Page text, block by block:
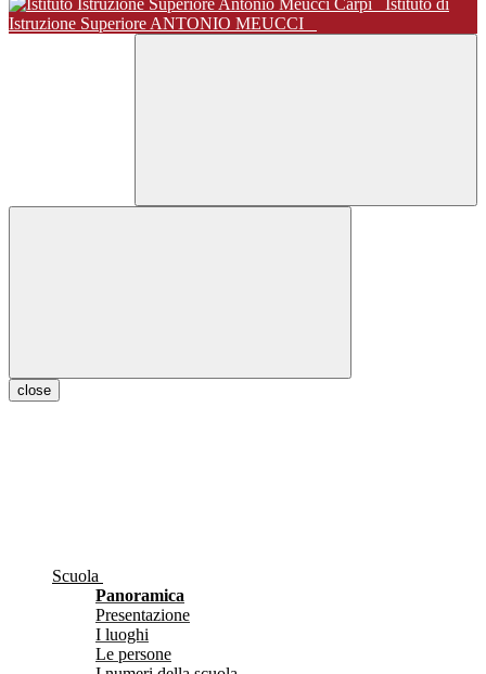
Istituto di
Istruzione Superiore ANTONIO MEUCCI
close
Scuola
Panoramica
Presentazione
I luoghi
Le persone